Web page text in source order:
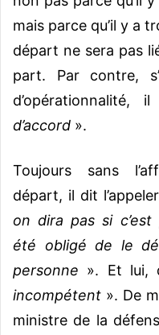
mais parce qu’il y a
départ ne sera pas
part. Par contre,
d’accord ».
Toujours sans
départ, il dit
on dira pas si c’est
été obligé de le
personne ». Et lui,
incompétent ». De
ministre de la